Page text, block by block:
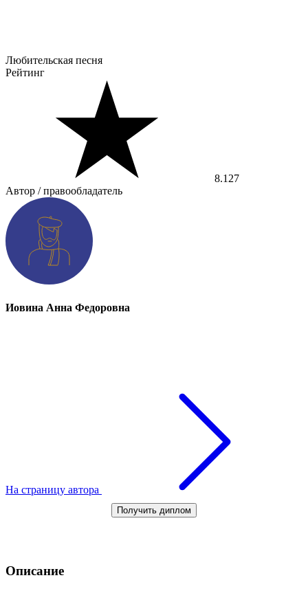
Любительская песня
Рейтинг
8.127
Автор / правообладатель
Иовина Анна Федоровна
На страницу автора
Получить диплом
Описание